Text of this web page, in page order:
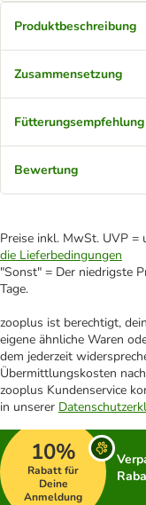
Produktbeschreibung
Zusammensetzung
Fütterungsempfehlung
Bewertung
Preise inkl. MwSt. UVP =
die Lieferbedingungen
"Sonst" = Der niedrigste
Tage.
zooplus ist berechtigt,
eigene ähnliche Waren
dem jederzeit
Übermittlungskosten
zooplus Kundenservice
in unserer
10%
Rabatt für
Deine
Anmeldung